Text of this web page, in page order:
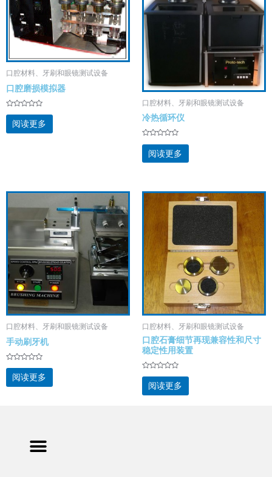
口腔材料、牙刷和眼镜测试设备
口腔磨损模拟器
评
分
&sol;
阅读更多
口腔材料、牙刷和眼镜测试设备
冷热循环仪
评
分
&sol;
阅读更多
口腔材料、牙刷和眼镜测试设备
手动刷牙机
评
分
&sol;
阅读更多
口腔材料、牙刷和眼镜测试设备
口腔石膏细节再现兼容性和尺寸
稳定性用装置
评
分
&sol;
阅读更多
Menu